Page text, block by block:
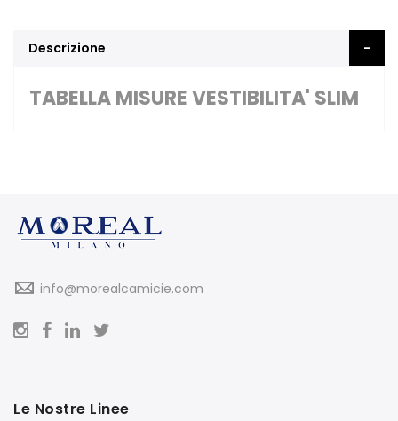
Descrizione
TABELLA MISURE VESTIBILITA' SLIM
info@morealcamicie.com
Le Nostre Linee